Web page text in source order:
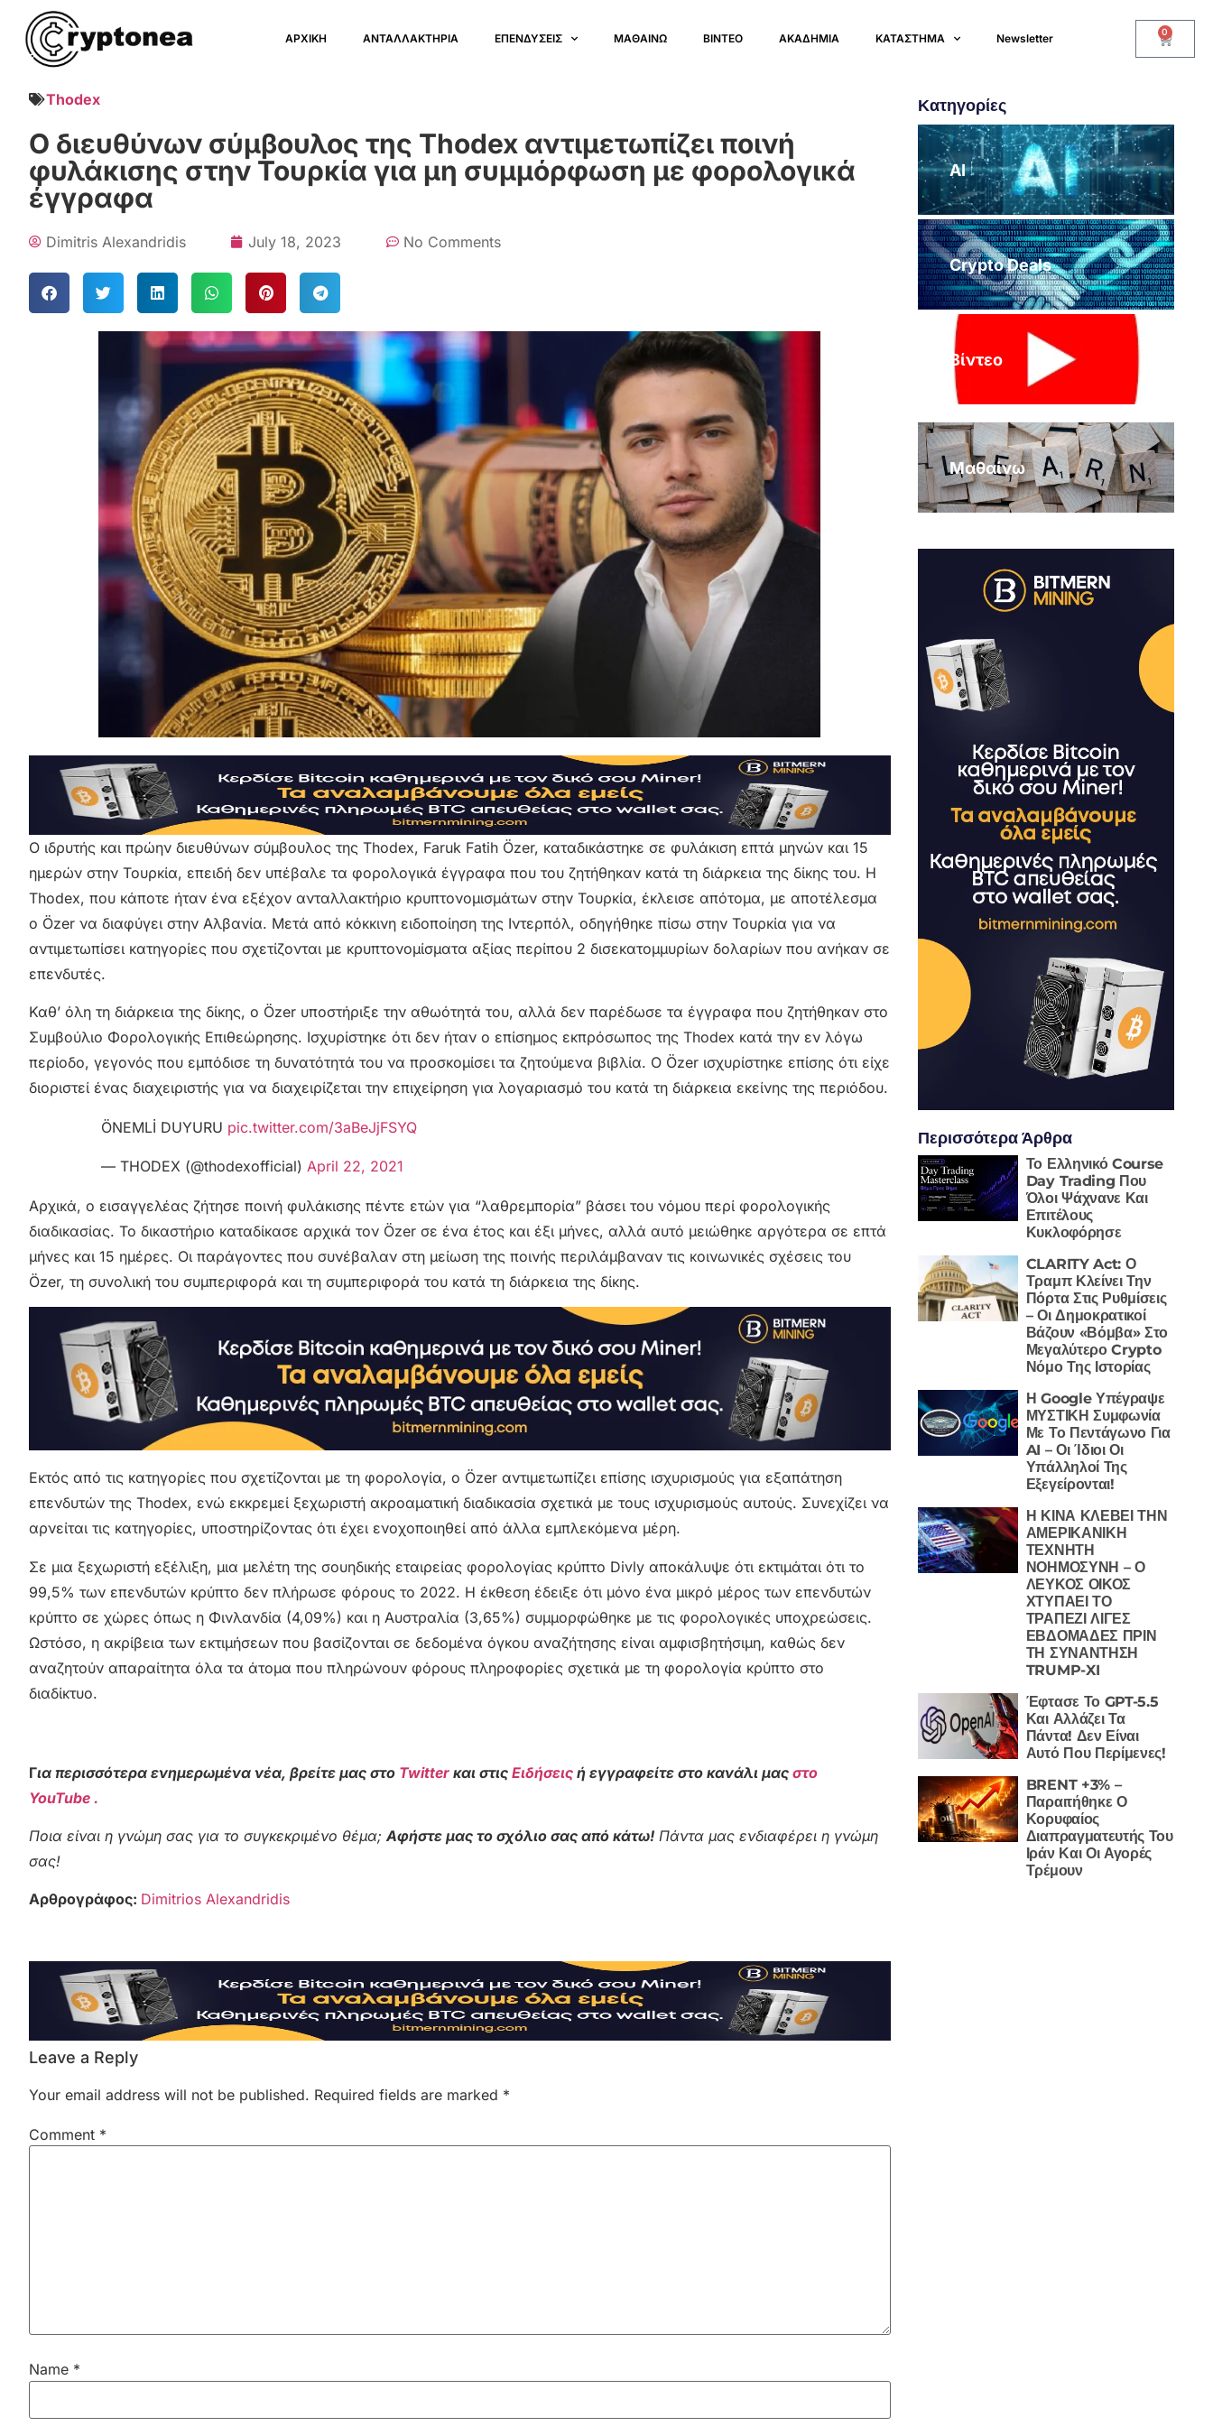
ΑΡΧΙΚΗ ΑΝΤΑΛΛΑΚΤΗΡΙΑ ΕΠΕΝΔΥΣΕΙΣ ΜΑΘΑΙΝΩ ΒΙΝΤΕΟ ΑΚΑΔΗΜΙΑ ΚΑΤΑΣΤΗΜΑ Newsletter 0
Thodex
Ο διευθύνων σύμβουλος της Thodex αντιμετωπίζει ποινή
φυλάκισης στην Τουρκία για μη συμμόρφωση με φορολογικά
έγγραφα
Dimitris Alexandridis July 18, 2023 No Comments
Ο ιδρυτής και πρώην διευθύνων σύμβουλος της Thodex, Faruk Fatih Özer, καταδικάστηκε σε φυλάκιση επτά μηνών και 15
ημερών στην Τουρκία, επειδή δεν υπέβαλε τα φορολογικά έγγραφα που του ζητήθηκαν κατά τη διάρκεια της δίκης του. Η
Thodex, που κάποτε ήταν ένα εξέχον ανταλλακτήριο κρυπτονομισμάτων στην Τουρκία, έκλεισε απότομα, με αποτέλεσμα
ο Özer να διαφύγει στην Αλβανία. Μετά από κόκκινη ειδοποίηση της Ιντερπόλ, οδηγήθηκε πίσω στην Τουρκία για να
αντιμετωπίσει κατηγορίες που σχετίζονται με κρυπτονομίσματα αξίας περίπου 2 δισεκατομμυρίων δολαρίων που ανήκαν σε
επενδυτές.
Καθ’ όλη τη διάρκεια της δίκης, ο Özer υποστήριξε την αθωότητά του, αλλά δεν παρέδωσε τα έγγραφα που ζητήθηκαν στο
Συμβούλιο Φορολογικής Επιθεώρησης. Ισχυρίστηκε ότι δεν ήταν ο επίσημος εκπρόσωπος της Thodex κατά την εν λόγω
περίοδο, γεγονός που εμπόδισε τη δυνατότητά του να προσκομίσει τα ζητούμενα βιβλία. Ο Özer ισχυρίστηκε επίσης ότι είχε
διοριστεί ένας διαχειριστής για να διαχειρίζεται την επιχείρηση για λογαριασμό του κατά τη διάρκεια εκείνης της περιόδου.
ÖNEMLİ DUYURU pic.twitter.com/3aBeJjFSYQ
— THODEX (@thodexofficial) April 22, 2021
Αρχικά, ο εισαγγελέας ζήτησε ποινή φυλάκισης πέντε ετών για “λαθρεμπορία” βάσει του νόμου περί φορολογικής
διαδικασίας. Το δικαστήριο καταδίκασε αρχικά τον Özer σε ένα έτος και έξι μήνες, αλλά αυτό μειώθηκε αργότερα σε επτά
μήνες και 15 ημέρες. Οι παράγοντες που συνέβαλαν στη μείωση της ποινής περιλάμβαναν τις κοινωνικές σχέσεις του
Özer, τη συνολική του συμπεριφορά και τη συμπεριφορά του κατά τη διάρκεια της δίκης.
Εκτός από τις κατηγορίες που σχετίζονται με τη φορολογία, ο Özer αντιμετωπίζει επίσης ισχυρισμούς για εξαπάτηση
επενδυτών της Thodex, ενώ εκκρεμεί ξεχωριστή ακροαματική διαδικασία σχετικά με τους ισχυρισμούς αυτούς. Συνεχίζει να
αρνείται τις κατηγορίες, υποστηρίζοντας ότι έχει ενοχοποιηθεί από άλλα εμπλεκόμενα μέρη.
Σε μια ξεχωριστή εξέλιξη, μια μελέτη της σουηδικής εταιρείας φορολογίας κρύπτο Divly αποκάλυψε ότι εκτιμάται ότι το
99,5% των επενδυτών κρύπτο δεν πλήρωσε φόρους το 2022. Η έκθεση έδειξε ότι μόνο ένα μικρό μέρος των επενδυτών
κρύπτο σε χώρες όπως η Φινλανδία (4,09%) και η Αυστραλία (3,65%) συμμορφώθηκε με τις φορολογικές υποχρεώσεις.
Ωστόσο, η ακρίβεια των εκτιμήσεων που βασίζονται σε δεδομένα όγκου αναζήτησης είναι αμφισβητήσιμη, καθώς δεν
αναζητούν απαραίτητα όλα τα άτομα που πληρώνουν φόρους πληροφορίες σχετικά με τη φορολογία κρύπτο στο
διαδίκτυο.
Για περισσότερα ενημερωμένα νέα, βρείτε μας στο Twitter και στις Ειδήσεις ή εγγραφείτε στο κανάλι μας στο
YouTube .
Ποια είναι η γνώμη σας για το συγκεκριμένο θέμα;Αφήστε μας το σχόλιο σας από κάτω! Πάντα μας ενδιαφέρει η γνώμη
σας!
Αρθρογράφος: Dimitrios Alexandridis
Leave a Reply
Your email address will not be published. Required fields are marked *
Comment *
Name *
Κατηγορίες
AI
Crypto Deals
Βίντεο
Μαθαίνω
Περισσότερα Άρθρα
Το Ελληνικό Course
Day Trading Που
Όλοι Ψάχνανε Και
Επιτέλους
Κυκλοφόρησε
CLARITY Act: Ο
Τραμπ Κλείνει Την
Πόρτα Στις Ρυθμίσεις
– Οι Δημοκρατικοί
Βάζουν «Βόμβα» Στο
Μεγαλύτερο Crypto
Νόμο Της Ιστορίας
Η Google Υπέγραψε
ΜΥΣΤΙΚΗ Συμφωνία
Με Το Πεντάγωνο Για
AI – Οι Ίδιοι Οι
Υπάλληλοί Της
Εξεγείρονται!
Η ΚΙΝΑ ΚΛΕΒΕΙ ΤΗΝ
ΑΜΕΡΙΚΑΝΙΚΗ
ΤΕΧΝΗΤΗ
ΝΟΗΜΟΣΥΝΗ – Ο
ΛΕΥΚΟΣ ΟΙΚΟΣ
ΧΤΥΠΑΕΙ ΤΟ
ΤΡΑΠΕΖΙ ΛΙΓΕΣ
ΕΒΔΟΜΑΔΕΣ ΠΡΙΝ
ΤΗ ΣΥΝΑΝΤΗΣΗ
TRUMP-XI
Έφτασε Το GPT-5.5
Και Αλλάζει Τα
Πάντα! Δεν Είναι
Αυτό Που Περίμενες!
BRENT +3% –
Παραιτήθηκε Ο
Κορυφαίος
Διαπραγματευτής Του
Ιράν Και Οι Αγορές
Τρέμουν